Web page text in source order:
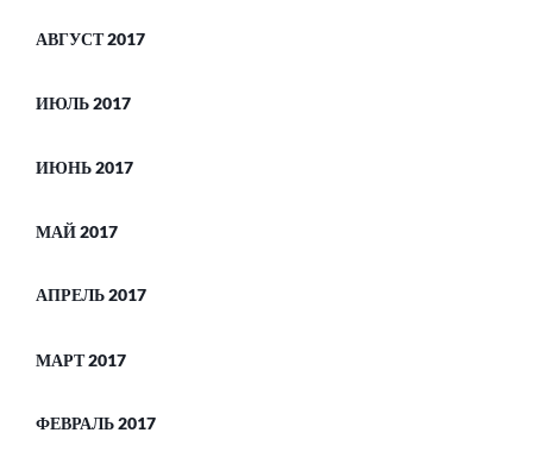
АВГУСТ 2017
ИЮЛЬ 2017
ИЮНЬ 2017
МАЙ 2017
АПРЕЛЬ 2017
МАРТ 2017
ФЕВРАЛЬ 2017